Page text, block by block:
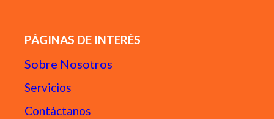
PÁGINAS DE INTERÉS
Sobre Nosotros
Servicios
Contáctanos